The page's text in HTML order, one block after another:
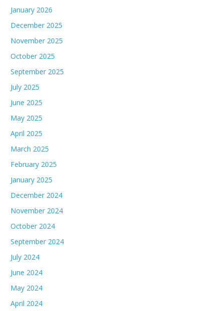
January 2026
December 2025
November 2025
October 2025
September 2025
July 2025
June 2025
May 2025
April 2025
March 2025
February 2025
January 2025
December 2024
November 2024
October 2024
September 2024
July 2024
June 2024
May 2024
April 2024